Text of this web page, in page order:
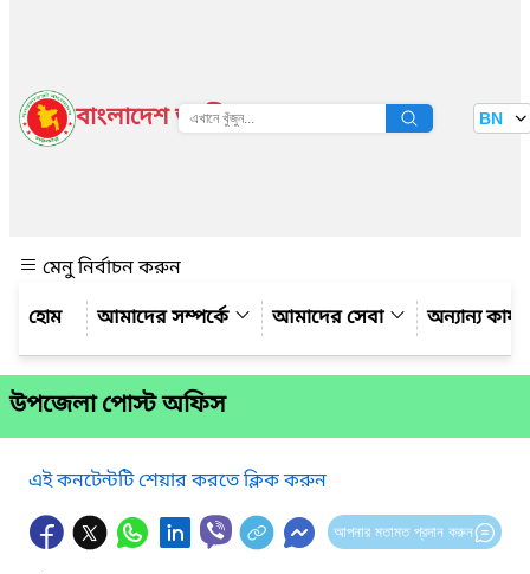
বাংলাদেশ জাতীয় তথ্য বাতায়ন BN
মেনু নির্বাচন করুন
আমাদের সম্পর্কে
আমাদের সেবা অন্যান্য
উপজেলা পোস্ট অফিস
এই কনটেন্টটি শেয়ার করতে ক্লিক করুন
আপনার মতামত প্রদান করুন